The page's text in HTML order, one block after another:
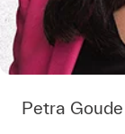
Petra Goude